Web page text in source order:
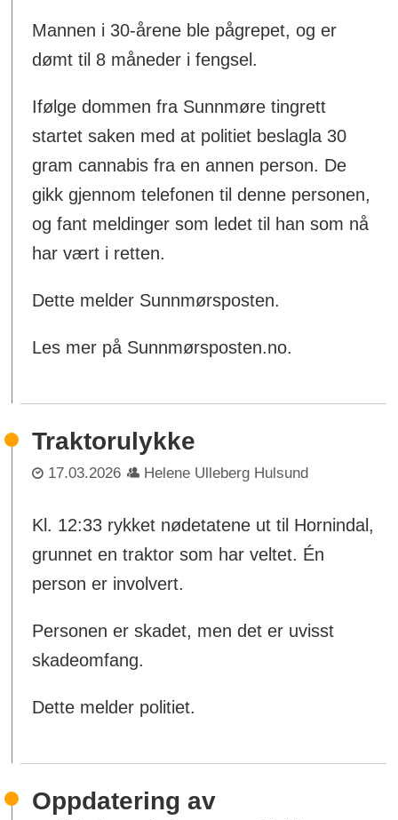
Mannen i 30-årene ble pågrepet, og er
dømt til 8 måneder i fengsel.
Ifølge dommen fra Sunnmøre tingrett
startet saken med at politiet beslagla 30
gram cannabis fra en annen person. De
gikk gjennom telefonen til denne personen,
og fant meldinger som ledet til han som nå
har vært i retten.
Dette melder Sunnmørsposten.
Les mer på Sunnmørsposten.no.
Traktorulykke
17.03.2026 Helene Ulleberg Hulsund
Kl. 12:33 rykket nødetatene ut til Hornindal,
grunnet en traktor som har veltet. Én
person er involvert.
Personen er skadet, men det er uvisst
skadeomfang.
Dette melder politiet.
Oppdatering av